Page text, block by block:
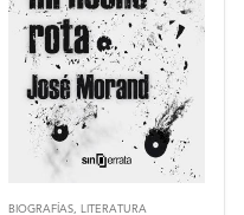
BIOGRAFÍAS, LITERATURA